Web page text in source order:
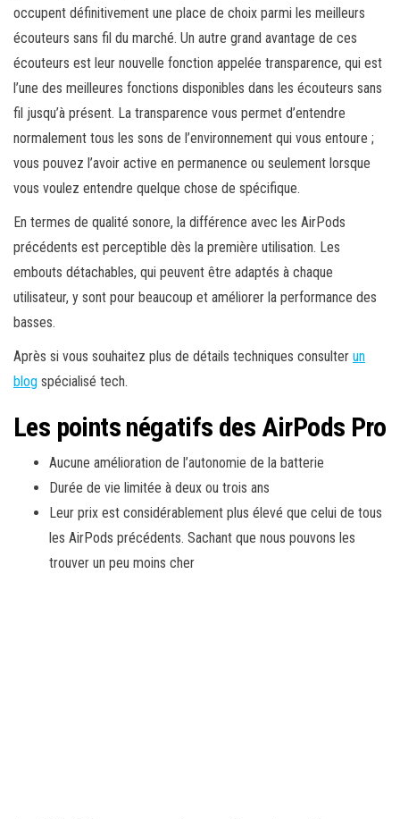
occupent définitivement une place de choix parmi les meilleurs
écouteurs sans fil du marché. Un autre grand avantage de ces
écouteurs est leur nouvelle fonction appelée transparence, qui est
l’une des meilleures fonctions disponibles dans les écouteurs sans
fil jusqu’à présent. La transparence vous permet d’entendre
normalement tous les sons de l’environnement qui vous entoure ;
vous pouvez l’avoir active en permanence ou seulement lorsque
vous voulez entendre quelque chose de spécifique.
En termes de qualité sonore, la différence avec les AirPods
précédents est perceptible dès la première utilisation. Les
embouts détachables, qui peuvent être adaptés à chaque
utilisateur, y sont pour beaucoup et améliorer la performance des
basses.
Après si vous souhaitez plus de détails techniques consulter un
blog spécialisé tech.
Les points négatifs des AirPods Pro
Aucune amélioration de l’autonomie de la batterie
Durée de vie limitée à deux ou trois ans
Leur prix est considérablement plus élevé que celui de tous
les AirPods précédents. Sachant que nous pouvons les
trouver un peu moins cher